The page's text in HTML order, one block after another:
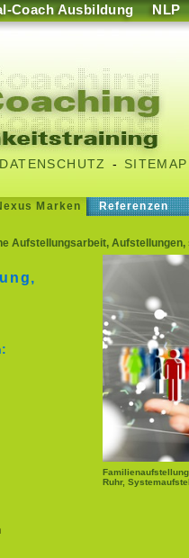
Coach Ausbildung NLP
DATENSCHUTZ - SITEMAP
Marken Referenzen
Aufstellungsarbeit,
Ruhr,